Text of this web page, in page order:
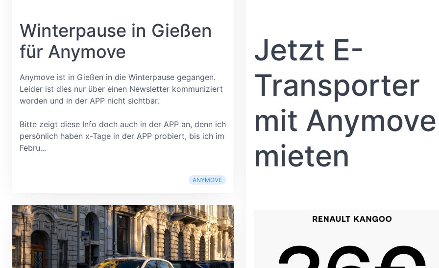
Winterpause in Gießen
für Anymove
Anymove ist in Gießen in die Winterpause gegangen.
Leider ist dies nur über einen Newsletter kommuniziert
worden und in der APP nicht sichtbar.
Bitte zeigt diese Info doch auch in der APP an, denn ich
persönlich haben x-Tage in der APP probiert, bis ich im
Febru...
ANYMOVE
Jetzt E-
Transporter
mit Anymove
mieten